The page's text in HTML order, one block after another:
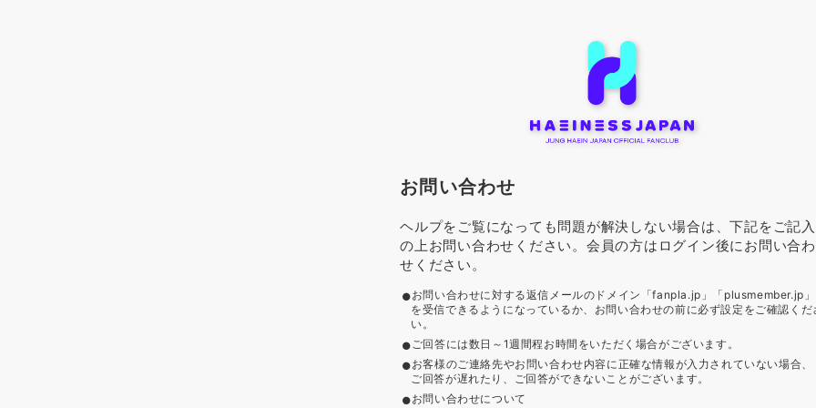
お問い合わせ
ヘルプをご覧になっても問題が解決しない場合は、下記をご記入
の上お問い合わせください。会員の方はログイン後にお問い合わ
せください。
お問い合わせに対する返信メールのドメイン「fanpla.jp」「plusmember.jp」
を受信できるようになっているか、お問い合わせの前に必ず設定をご確認くだ
い。
ご回答には数日～1週間程お時間をいただく場合がございます。
お客様のご連絡先やお問い合わせ内容に正確な情報が入力されていない場合、
ご回答が遅れたり、ご回答ができないことがございます。
お問い合わせについて